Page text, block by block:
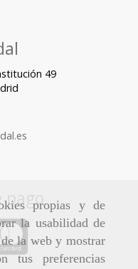
propias y de
la usabilidad de
la web y mostrar
tus preferencias
49
pago